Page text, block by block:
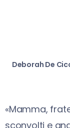
Deborah De
«Mamma,
sconvolti e